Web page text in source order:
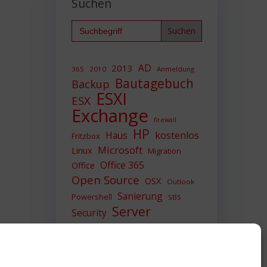
Suchen
Search
for:
365 2010 2013 AD Anmeldung
Backup Bautagebuch
ESX ESXI
Exchange firewall
Fritzbox Haus HP kostenlos
Linux Microsoft Migration
Office Office 365
Open Source OSX Outlook
Powershell Sanierung SBS
Security Server
Sicherheit SIEM